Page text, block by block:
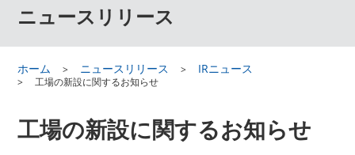
ニュースリリース
ホーム ニュースリリース IRニュース
工場の新設に関するお知らせ
工場の新設に関するお知らせ